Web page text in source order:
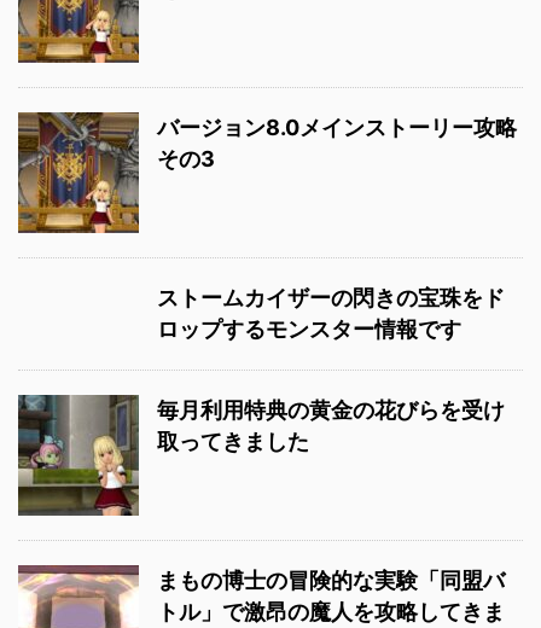
バージョン8.0メインストーリー攻略
その3
ストームカイザーの閃きの宝珠をド
ロップするモンスター情報です
毎月利用特典の黄金の花びらを受け
取ってきました
まもの博士の冒険的な実験「同盟バ
トル」で激昂の魔人を攻略してきま